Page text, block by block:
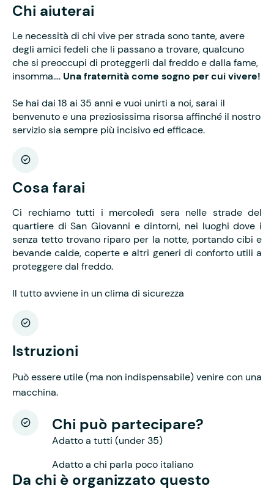
Chi aiuterai
Le necessità di chi vive per strada sono tante, avere
degli amici fedeli che li passano a trovare, qualcuno
che si preoccupi di proteggerli dal freddo e dalla fame,
insomma…. Una fraternità come sogno per cui vivere!
Se hai dai 18 ai 35 anni e vuoi unirti a noi, sarai il
benvenuto e una preziosissima risorsa affinché il nostro
servizio sia sempre più incisivo ed efficace.
Cosa farai
Ci rechiamo tutti i mercoledì sera nelle strade del
quartiere di San Giovanni e dintorni, nei luoghi dove i
senza tetto trovano riparo per la notte, portando cibi e
bevande calde, coperte e altri generi di conforto utili a
proteggere dal freddo.
Il tutto avviene in un clima di sicurezza
Istruzioni
Può essere utile (ma non indispensabile) venire con una
macchina.
Chi può partecipare?
Adatto a tutti (under 35)
Adatto a chi parla poco italiano
Da chi è organizzato questo